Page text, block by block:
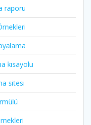
raporu
kısayolu
sitesi